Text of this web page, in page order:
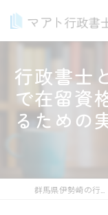
行政書士
で在留資
るための